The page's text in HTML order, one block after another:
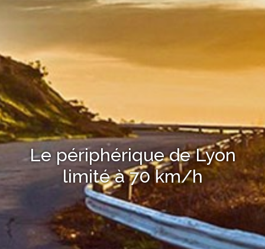
Le périphérique de Lyon
limité à 70 km/h